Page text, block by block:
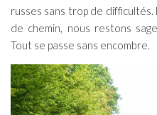
russes sans trop de difficultés.
de chemin, nous restons
Tout se passe sans encombre.